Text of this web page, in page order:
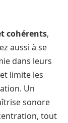
cohérents,
aussi à se
dans leurs
limite les
Un
sonore
tout